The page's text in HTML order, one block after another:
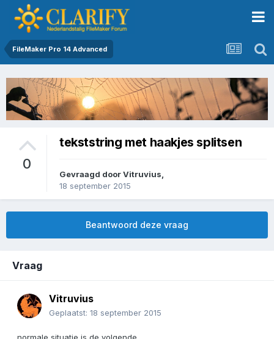
FileMaker Pro 14 Advanced
0
tekststring met haakjes splitsen
Gevraagd doorVitruvius
18 september 2015
Beantwoord deze vraag
Vraag
Vitruvius
Geplaatst: 18 september 2015